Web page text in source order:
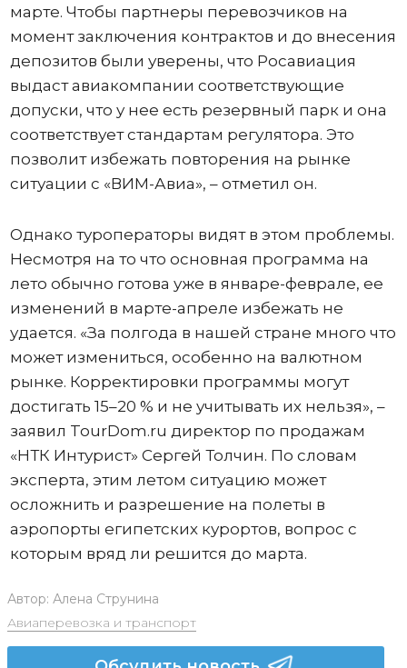
марте. Чтобы партнеры перевозчиков на
момент заключения контрактов и до внесения
депозитов были уверены, что Росавиация
выдаст авиакомпании соответствующие
допуски, что у нее есть резервный парк и она
соответствует стандартам регулятора. Это
позволит избежать повторения на рынке
ситуации с «ВИМ-Авиа», – отметил он.
Однако туроператоры видят в этом проблемы.
Несмотря на то что основная программа на
лето обычно готова уже в январе-феврале, ее
изменений в марте-апреле избежать не
удается. «За полгода в нашей стране много что
может измениться, особенно на валютном
рынке. Корректировки программы могут
достигать 15–20 % и не учитывать их нельзя», –
заявил TourDom.ru директор по продажам
«НТК Интурист» Сергей Толчин. По словам
эксперта, этим летом ситуацию может
осложнить и разрешение на полеты в
аэропорты египетских курортов, вопрос с
которым вряд ли решится до марта.
Автор: Алена Струнина
Авиаперевозка и транспорт